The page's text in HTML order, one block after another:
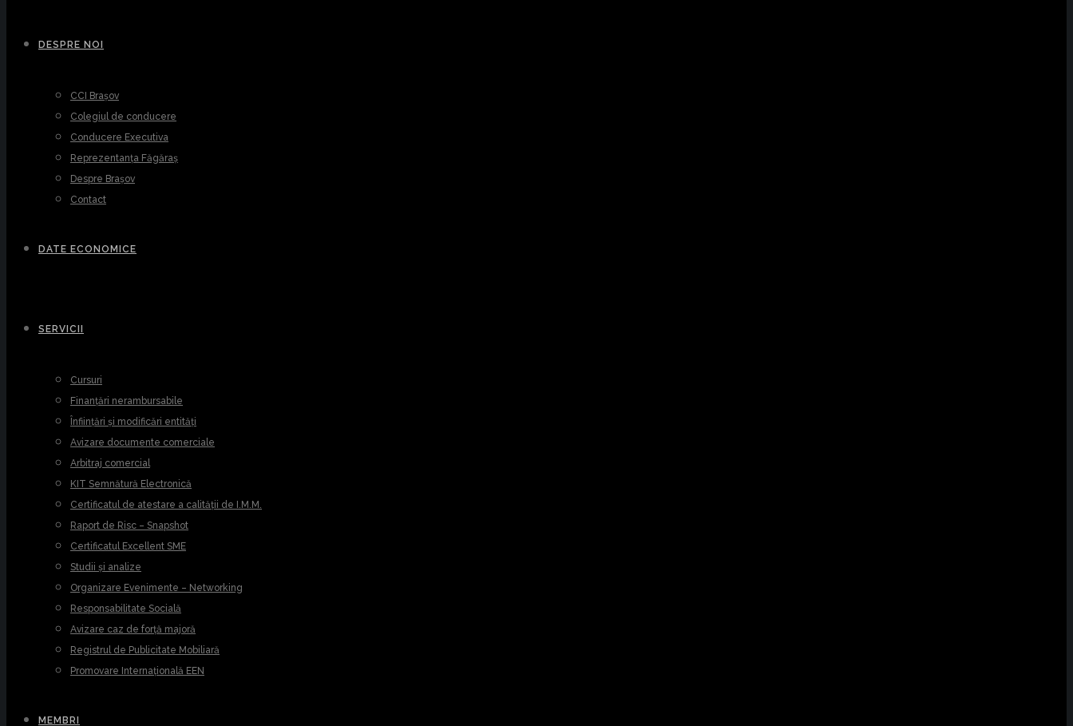
DESPRE NOI
CCI Brașov
Colegiul de conducere
Conducere Executiva
Reprezentanța Făgăraș
Despre Brașov
Contact
DATE ECONOMICE
SERVICII
Cursuri
Finanțări nerambursabile
Înființări și modificări entități
Avizare documente comerciale
Arbitraj comercial
KIT Semnătură Electronică
Certificatul de atestare a calității de I.M.M.
Raport de Risc – Snapshot
Certificatul Excellent SME
Studii și analize
Organizare Evenimente – Networking
Responsabilitate Socială
Avizare caz de forță majoră
Registrul de Publicitate Mobiliară
Promovare Internațională EEN
MEMBRI